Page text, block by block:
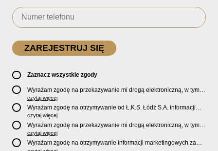
Zaznacz wszystkie zgody
Wyrażam zgodę na przekazywanie mi drogą elektroniczną, w tym
pocztą e-mail, oficjalnego newslettera oraz informacji o zniżkach,
promocjach, nowościach, biletach, karnetach, ofercie sklepu U2
Store oraz serwisu bilety.lkslodz.pl i innych produktach oraz
usługach oferowanych przez Ł.K.S. Łódź S.A.
czytaj więcej
Wyrażam zgodę na otrzymywanie od Ł.K.S. Łódź S.A. informacji
marketingowych dotyczących działalności spółki, ofert, wydarzeń i
produktów za pośrednictwem wiadomości SMS oraz połączeń
telefonicznych.
czytaj więcej
Wyrażam zgodę na przekazywanie mi drogą elektroniczną, w tym
pocztą e-mail, informacji handlowych i marketingowych o
produktach, usługach i działalnościSponsorów i PartnerówŁ.K.S.
czytaj więcej
Wyrażam zgodę na otrzymywanie informacji marketingowych za